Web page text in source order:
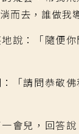
而去，誰做我
：「隨便你
請問恭敬佛
兒，回答說